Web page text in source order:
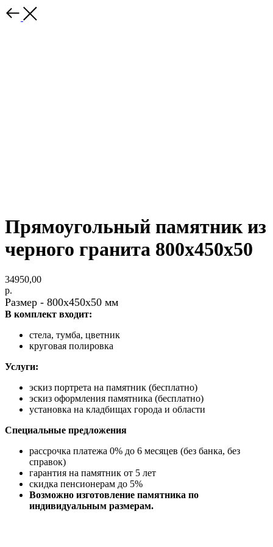
Прямоугольный памятник из
черного гранита 800х450х50
34950,00
р.
Размер - 800х450х50 мм
В комплект входит:
стела, тумба, цветник
круговая полировка
Услуги:
эскиз портрета на памятник (бесплатно)
эскиз оформления памятника (бесплатно)
установка на кладбищах города и области
Специальные предложения
рассрочка платежа 0% до 6 месяцев (без банка, без
справок)
гарантия на памятник от 5 лет
скидка пенсионерам до 5%
Возможно изготовление памятника по
индивидуальным размерам.